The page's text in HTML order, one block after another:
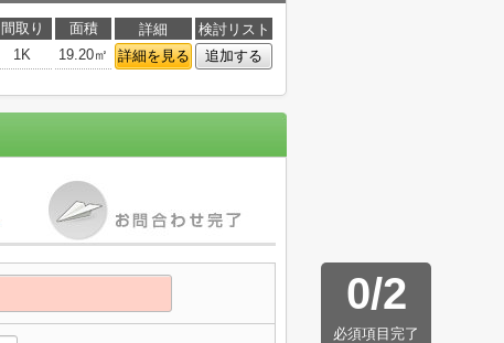
間取り 面積 詳細
検討リスト
1K 19.20㎡ 詳細を見る 追加する
0/2
必須項目完了